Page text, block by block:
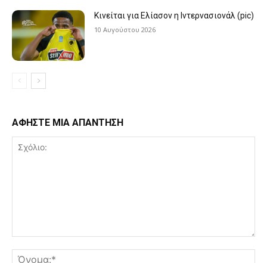
Κινείται για Ελίασον η Ιντερνασιονάλ (pic)
10 Αυγούστου 2026
ΑΦΗΣΤΕ ΜΙΑ ΑΠΑΝΤΗΣΗ